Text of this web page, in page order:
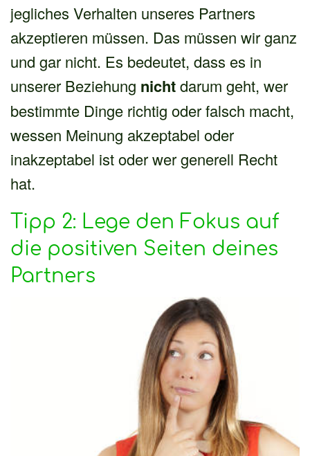
jegliches Verhalten unseres Partners
akzeptieren müssen. Das müssen wir ganz
und gar nicht. Es bedeutet, dass es in
unserer Beziehung nichtdarum geht, wer
bestimmte Dinge richtig oder falsch macht,
wessen Meinung akzeptabel oder
inakzeptabel ist oder wer generell Recht
hat.
Tipp 2: Lege den Fokus auf
die positiven Seiten deines
Partners